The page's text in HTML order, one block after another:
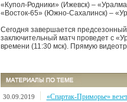
«Купол-Родники» (Ижевск) –
«Восток-65» (Южно-Сахалинск) –
Сегодня завершается
заключительный матч проведет с
времени (11:30 мск). Прямую
30.09.2019 «Спартак-Приморье»